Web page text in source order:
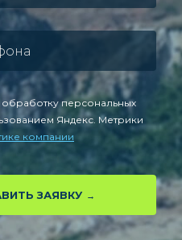
персональных
Яндекс. Метрики
компании
ЗАЯВКУ